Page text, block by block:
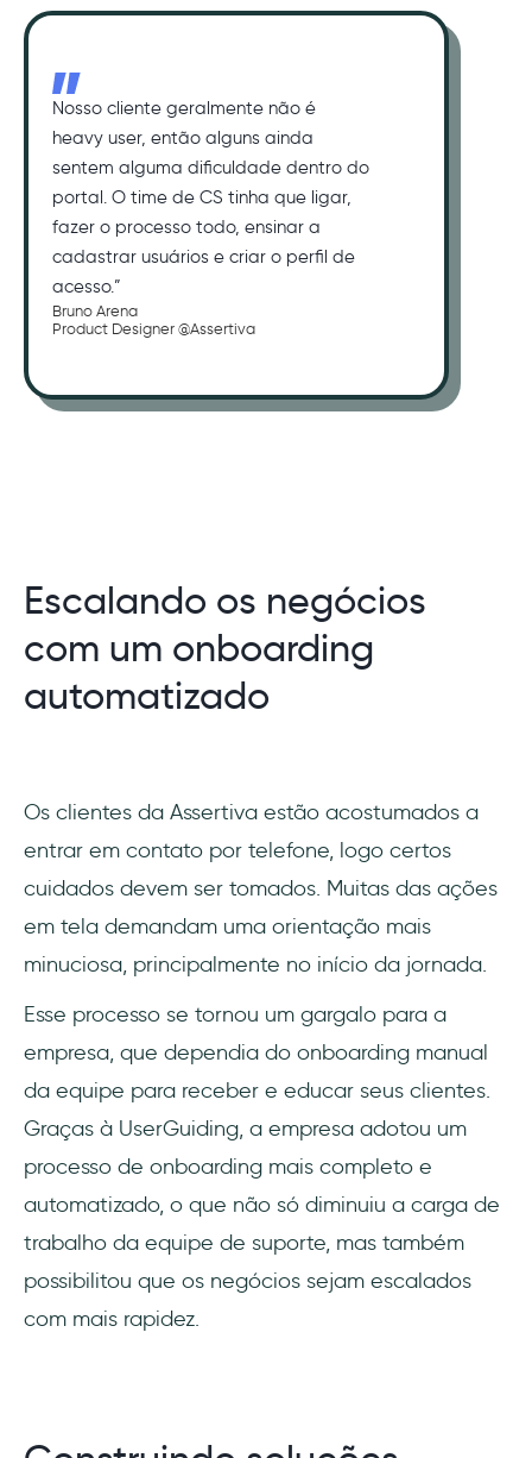
Nosso cliente geralmente não é
heavy user, então alguns ainda
sentem alguma dificuldade dentro do
portal. O time de CS tinha que ligar,
fazer o processo todo, ensinar a
cadastrar usuários e criar o perfil de
acesso.”
Bruno Arena
Product Designer @Assertiva
Escalando os negócios
com um onboarding
automatizado
Os clientes da Assertiva estão acostumados a
entrar em contato por telefone, logo certos
cuidados devem ser tomados. Muitas das ações
em tela demandam uma orientação mais
minuciosa, principalmente no início da jornada.
Esse processo se tornou um gargalo para a
empresa, que dependia do onboarding manual
da equipe para receber e educar seus clientes.
Graças à UserGuiding, a empresa adotou um
processo de onboarding mais completo e
automatizado, o que não só diminuiu a carga de
trabalho da equipe de suporte, mas também
possibilitou que os negócios sejam escalados
com mais rapidez.